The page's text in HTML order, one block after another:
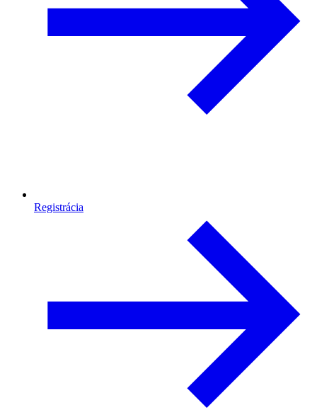
Registrácia